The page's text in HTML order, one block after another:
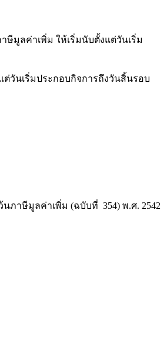
ลค่าเพิ่ม ให้เริ่มนับตั้งแต่วันเริ่ม
นเริ่มประกอบกิจการถึงวันสิ้นรอบ
าษีมูลค่าเพิ่ม (ฉบับที่ 354) พ.ศ. 2542